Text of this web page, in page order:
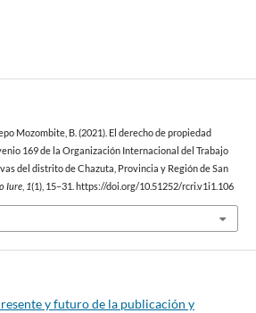
Mozombite, B. (2021). El derecho de propiedad
169 de la Organización Internacional del Trabajo
del distrito de Chazuta, Provincia y Región de San
Iure, 1(1), 15–31. https://doi.org/10.51252/rcri.v1i1.106
y futuro de la publicación y